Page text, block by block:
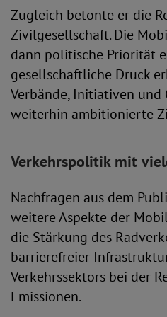
Zugleich betonte er die
Zivilgesellschaft. Die
dann politische Priorität
gesellschaftliche Druck
Verbände, Initiativen und
weiterhin ambitionierte
Verkehrspolitik mit
Nachfragen aus dem
weitere Aspekte der
die Stärkung des
barrierefreier
Verkehrssektors bei der
Emissionen.